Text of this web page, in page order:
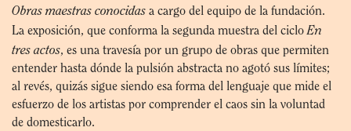
Obras maestras conocidas a cargo del equipo de la fundación.
La exposición, que conforma la segunda muestra del cicloEn
tres actos, es una travesía por un grupo de obras que permiten
entender hasta dónde la pulsión abstracta no agotó sus límites;
al revés, quizás sigue siendo esa forma del lenguaje que mide el
esfuerzo de los artistas por comprender el caos sin la voluntad
de domesticarlo.